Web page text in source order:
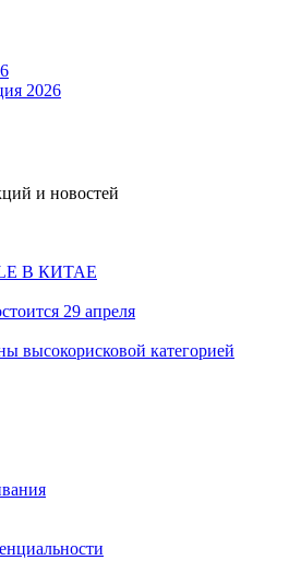
2026
и новостей
В КИТАЕ
29 апреля
высокорисковой категорией